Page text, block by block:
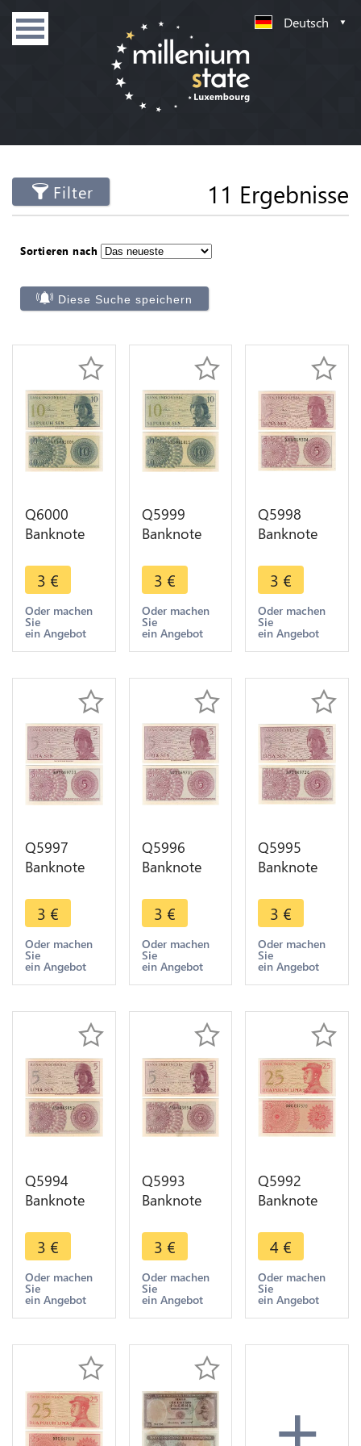
Deutsch
Filter 11 Ergebnisse
Sortieren nach
Diese Suche speichern
Q6000
Banknote
10 Sen1964
UNC ->
Make offer
3 €
Oder machen
Sie
ein Angebot
Q5999
Banknote
10 Sen1964
UNC ->
Make offer
3 €
Oder machen
Sie
ein Angebot
Q5998
Banknote
Sen1964
UNC ->
Make offer
3 €
Oder machen
Sie
ein Angebot
Q5997
Banknote
Sen1964
UNC ->
Make offer
3 €
Oder machen
Sie
ein Angebot
Q5996
Banknote
Sen1964
UNC ->
Make offer
3 €
Oder machen
Sie
ein Angebot
Q5995
Banknote
Sen1964
UNC ->
Make offer
3 €
Oder machen
Sie
ein Angebot
Q5994
Banknote
Sen1964
UNC ->
Make offer
3 €
Oder machen
Sie
ein Angebot
Q5993
Banknote
Sen1964
UNC ->
Make offer
3 €
Oder machen
Sie
ein Angebot
Q5992
Banknote
25 Sen1964
UNC ->
Make offer
4 €
Oder machen
Sie
ein Angebot
+